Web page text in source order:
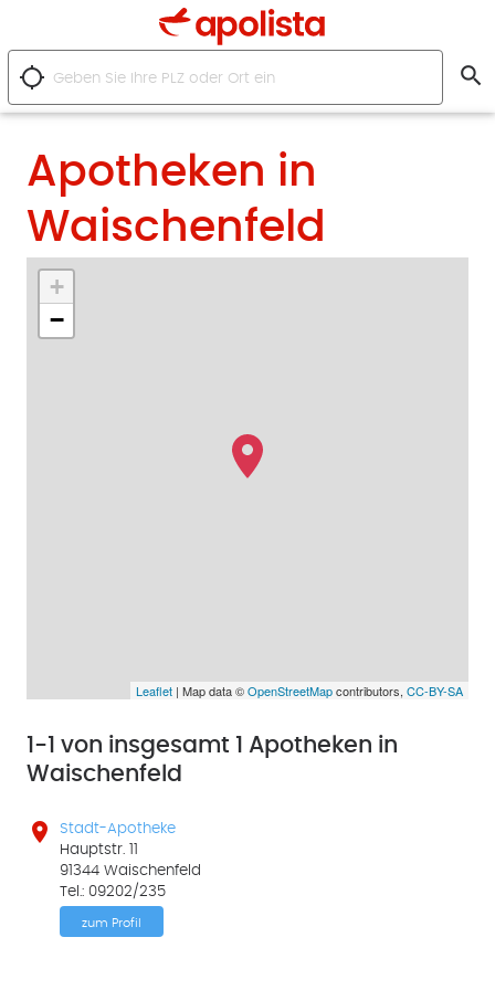
location_searching search
Apotheken in
Waischenfeld
+
−
Leaflet | Map data ©OpenStreetMapcontributors,CC-BY-SA
1-1 von insgesamt 1 Apotheken in
Waischenfeld

Stadt-Apotheke
Hauptstr. 11
91344 Waischenfeld
Tel.: 09202/235
zum Profil